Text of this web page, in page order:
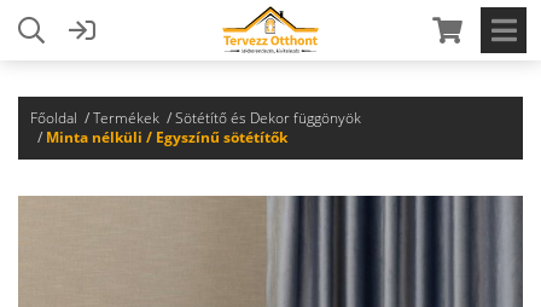
Főoldal Termékek
Sötétítő és Dekor függönyök
Minta nélküli / Egyszínű sötétítők